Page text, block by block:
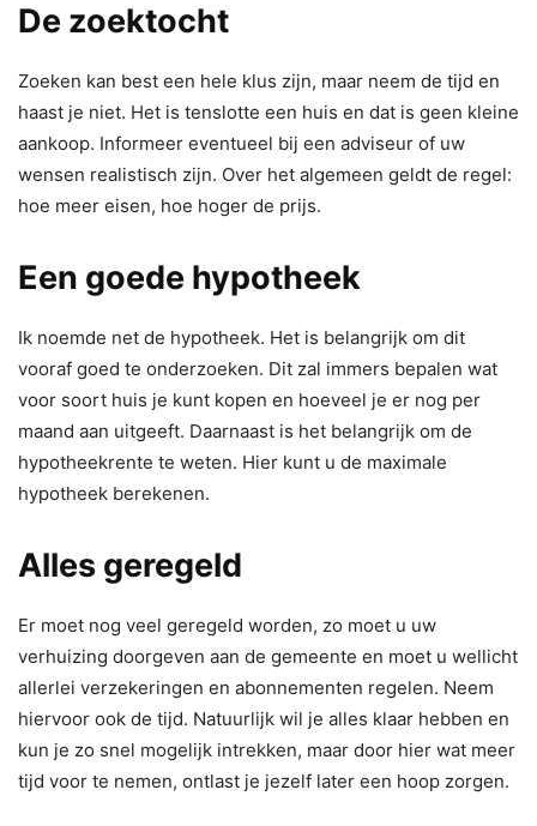
De zoektocht
Zoeken kan best een hele klus zijn, maar neem de tijd en
haast je niet. Het is tenslotte een huis en dat is geen kleine
aankoop. Informeer eventueel bij een adviseur of uw
wensen realistisch zijn. Over het algemeen geldt de regel:
hoe meer eisen, hoe hoger de prijs.
Een goede hypotheek
Ik noemde net de hypotheek. Het is belangrijk om dit
vooraf goed te onderzoeken. Dit zal immers bepalen wat
voor soort huis je kunt kopen en hoeveel je er nog per
maand aan uitgeeft. Daarnaast is het belangrijk om de
hypotheekrente te weten. Hier kunt u de maximale
hypotheek berekenen.
Alles geregeld
Er moet nog veel geregeld worden, zo moet u uw
verhuizing doorgeven aan de gemeente en moet u wellicht
allerlei verzekeringen en abonnementen regelen. Neem
hiervoor ook de tijd. Natuurlijk wil je alles klaar hebben en
kun je zo snel mogelijk intrekken, maar door hier wat meer
tijd voor te nemen, ontlast je jezelf later een hoop zorgen.